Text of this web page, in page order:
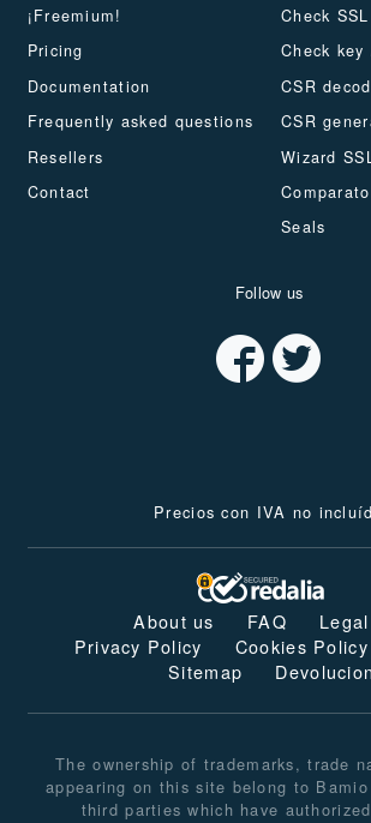
¡Freemium!
Pricing
Documentation
Frequently asked questions
Resellers
Contact
Check SSL
Check key
CSR
CSR
Wizard SSL
Seals
Follow us
Precios con IVA no
About us FAQ
Privacy Policy
Cookies Policy
Sitemap
The ownership of trademarks, trade
appearing on this site belong to
third parties which have